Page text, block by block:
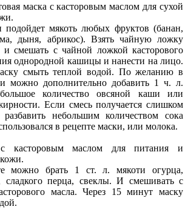
маска с касторовым маслом для сухой
мякоть любых фруктов (банан,
дыня, абрикос). Взять чайную ложку
и смешать с чайной ложкой касторового
однородной кашицы и нанести на лицо.
смыть теплой водой. По желанию в
можно дополнительно добавить 1 ч. л.
количество овсяной каши или
Если смесь получается слишком
небольшим количеством сока
в рецепте маски, или молока.
касторовым маслом для питания и
можно брать 1 ст. л. мякоти огурца,
сладкого перца, свеклы. И смешивать с
масла. Через 15 минут маску